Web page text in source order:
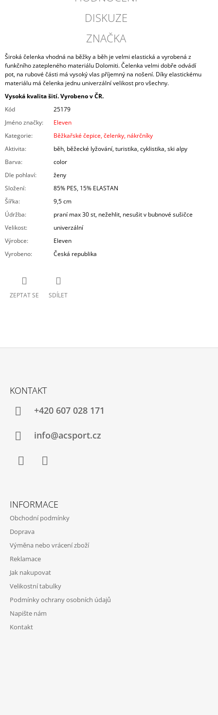
DISKUZE
ZNAČKA
Široká čelenka vhodná na běžky a běh je velmi elastická a vyrobená z
funkčního zatepleného materiálu Dolomiti.Čelenka velmi dobře odvádí
pot, na rubové části má vysoký vlas příjemný na nošení. Díky elastickému
materiálu má čelenka jednu univerzální velikost pro všechny.
Vysoká kvalita šití. Vyrobeno v ČR.
Kód
25179
Jméno značky:
Eleven
Kategorie:
Běžkařské čepice, čelenky, nákrčníky
Aktivita:
běh, běžecké lyžování, turistika, cyklistika, ski alpy
Barva:
color
Dle pohlaví:
ženy
Složení:
85% PES, 15% ELASTAN
Šířka:
9,5 cm
Údržba:
praní max 30 st, nežehlit, nesušit v bubnové sušičce
Velikost:
univerzální
Výrobce:
Eleven
Vyrobeno: Česká republika
ZEPTAT SE SDÍLET
KONTAKT
+420 607 028 171
info@acsport.cz
INFORMACE
Obchodní podmínky
Doprava
Výměna nebo vrácení zboží
Reklamace
Jak nakupovat
Velikostní tabulky
Podmínky ochrany osobních údajů
Napište nám
Kontakt